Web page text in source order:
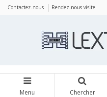
Contactez-nous Rendez-nous visite
Menu Chercher
Panneau de gestion des cookies